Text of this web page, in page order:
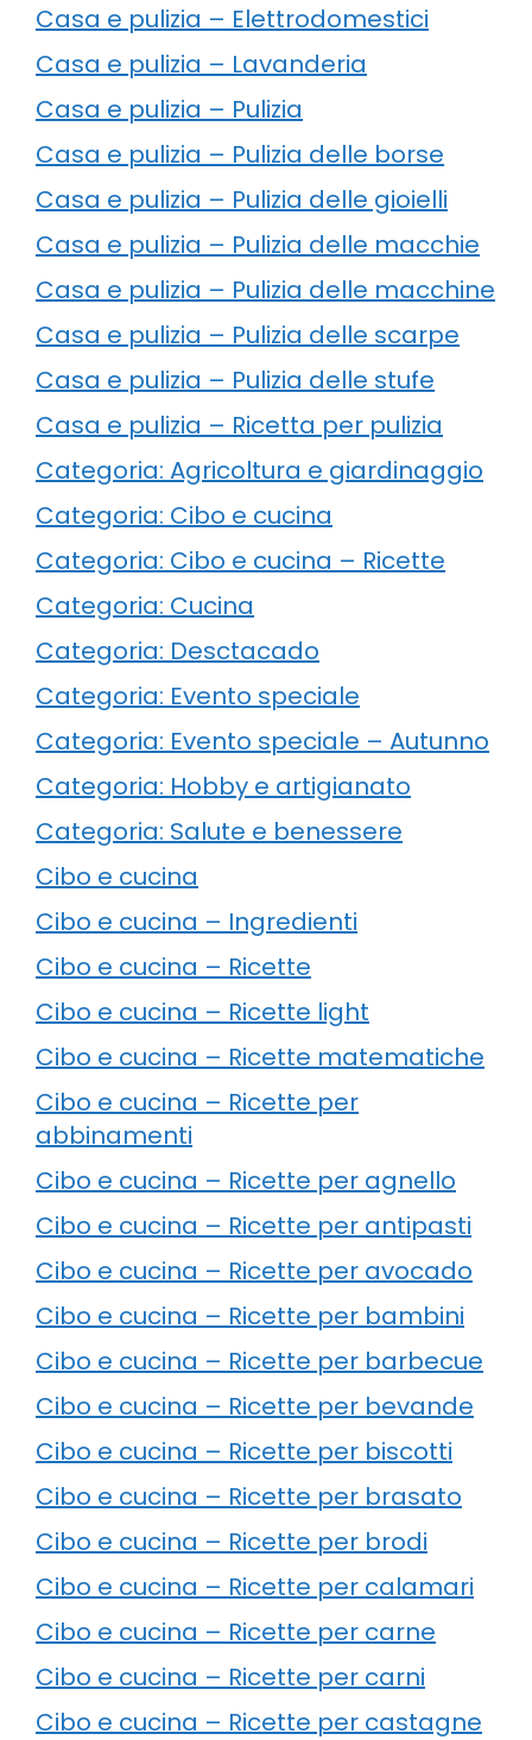
Casa e pulizia – Elettrodomestici
Casa e pulizia – Lavanderia
Casa e pulizia – Pulizia
Casa e pulizia – Pulizia delle borse
Casa e pulizia – Pulizia delle gioielli
Casa e pulizia – Pulizia delle macchie
Casa e pulizia – Pulizia delle macchine
Casa e pulizia – Pulizia delle scarpe
Casa e pulizia – Pulizia delle stufe
Casa e pulizia – Ricetta per pulizia
Categoria: Agricoltura e giardinaggio
Categoria: Cibo e cucina
Categoria: Cibo e cucina – Ricette
Categoria: Cucina
Categoria: Desctacado
Categoria: Evento speciale
Categoria: Evento speciale – Autunno
Categoria: Hobby e artigianato
Categoria: Salute e benessere
Cibo e cucina
Cibo e cucina – Ingredienti
Cibo e cucina – Ricette
Cibo e cucina – Ricette light
Cibo e cucina – Ricette matematiche
Cibo e cucina – Ricette per
abbinamenti
Cibo e cucina – Ricette per agnello
Cibo e cucina – Ricette per antipasti
Cibo e cucina – Ricette per avocado
Cibo e cucina – Ricette per bambini
Cibo e cucina – Ricette per barbecue
Cibo e cucina – Ricette per bevande
Cibo e cucina – Ricette per biscotti
Cibo e cucina – Ricette per brasato
Cibo e cucina – Ricette per brodi
Cibo e cucina – Ricette per calamari
Cibo e cucina – Ricette per carne
Cibo e cucina – Ricette per carni
Cibo e cucina – Ricette per castagne